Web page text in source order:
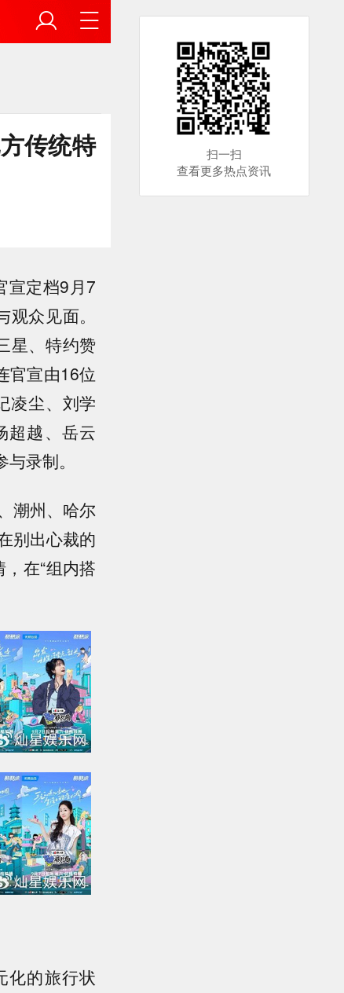
传统特
宣定档9月7
众见面。
星、特约赞
官宣由16位
凌尘、刘学
超越、岳云
录制。
潮州、哈尔
别出心裁的
在“组内搭
化的旅行状
扫一扫
查看更多热点资讯